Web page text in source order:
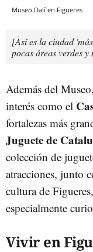
Museo Dalí en Figueres
[Así es la ciudad
pocas áreas verdes
Además del
interés como el
fortalezas más
Juguete de
colección de
atracciones, junto
cultura de
especialmente
Vivir en